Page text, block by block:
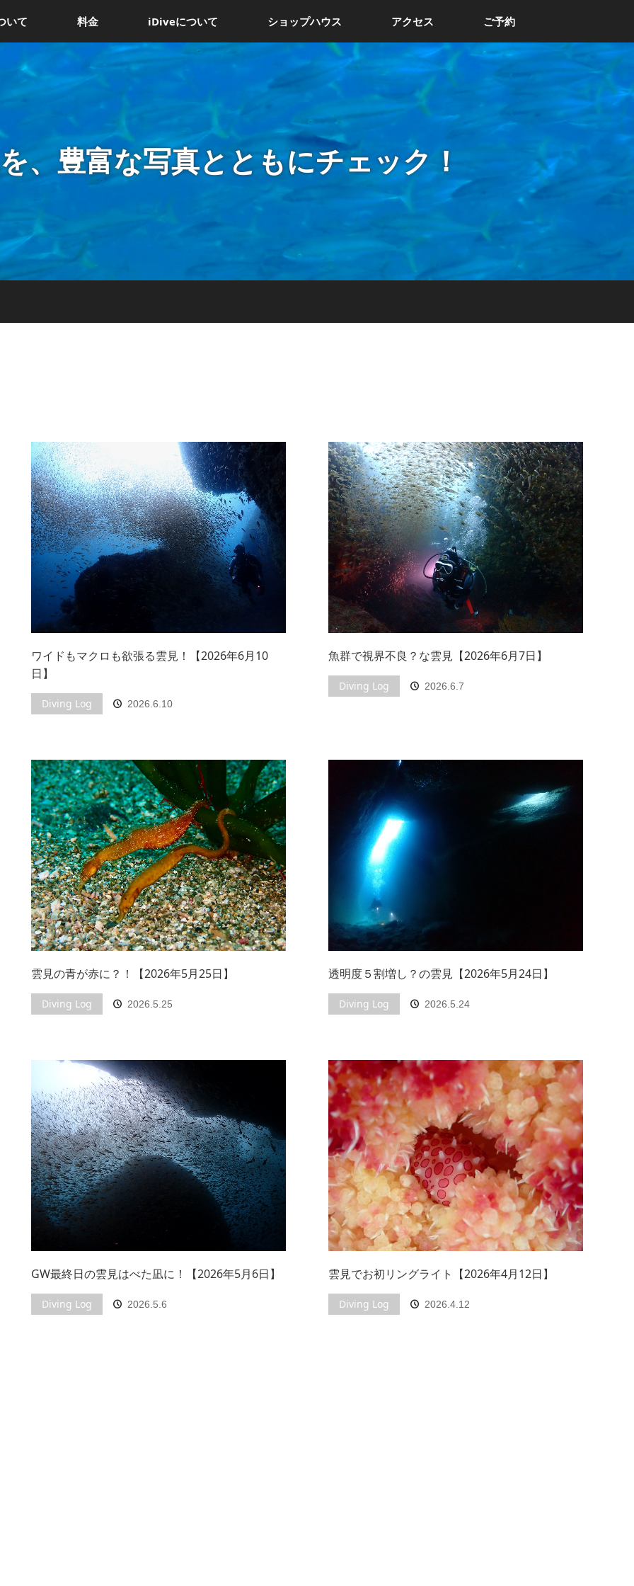
いて 料金 iDiveについて ショップハウス アクセス ご予約
、豊富な写真とともにチェック！
ワイドもマクロも欲張る雲見！【2026年6月10
日】
Diving Log 2026.6.10
魚群で視界不良？な雲見【2026年6月7日】
Diving Log 2026.6.7
雲見の青が赤に？！【2026年5月25日】
Diving Log 2026.5.25
透明度５割増し？の雲見【2026年5月24日】
Diving Log 2026.5.24
GW最終日の雲見はべた凪に！【2026年5月6日】
Diving Log 2026.5.6
雲見でお初リングライト【2026年4月12日】
Diving Log 2026.4.12